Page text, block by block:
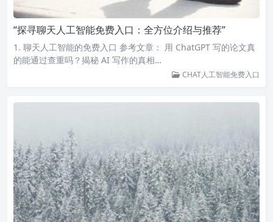
“探寻聊天人工智能免费入口：全方位介绍与推荐”
1. 聊天人工智能的免费入口 参考文章： 用 ChatGPT 写的论文真
的能通过查重吗？揭秘 AI 写作的真相…
CHAT人工智能免费入口